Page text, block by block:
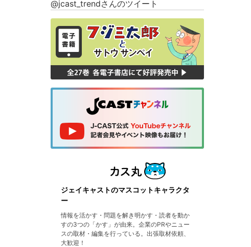
@jcast_trendさんのツイート
ジェイキャストのマスコットキャラクタ
ー
情報を活かす・問題を解き明かす・読者を動か
すの3つの「かす」が由来。企業のPRやニュー
スの取材・編集を行っている。出張取材依頼、
大歓迎！